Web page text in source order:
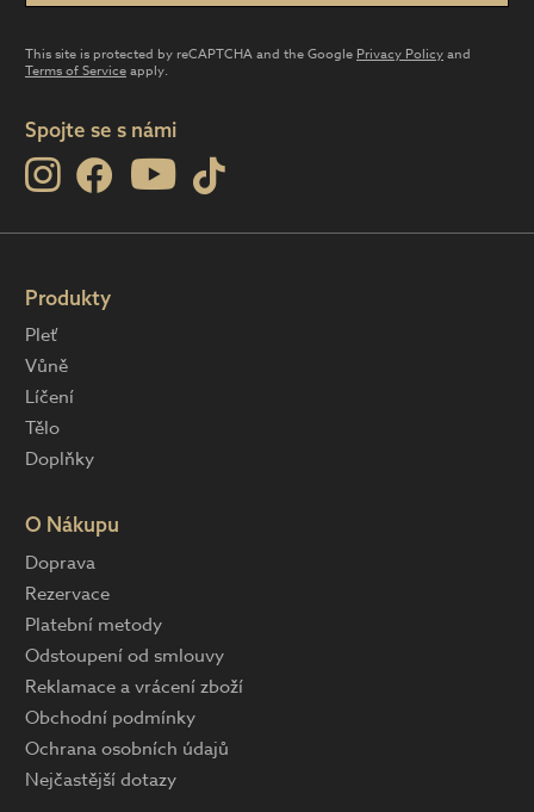
This site is protected by reCAPTCHA and the Google Privacy Policyand
Terms of Serviceapply.
Spojte se s námi
Produkty
Pleť
Vůně
Líčení
Tělo
Doplňky
O Nákupu
Doprava
Rezervace
Platební metody
Odstoupení od smlouvy
Reklamace a vrácení zboží
Obchodní podmínky
Ochrana osobních údajů
Nejčastější dotazy